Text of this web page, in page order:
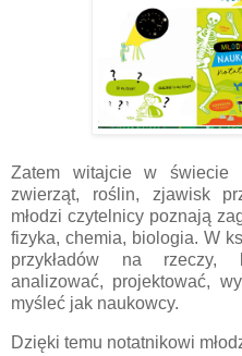
Zatem witajcie w świecie
zwierząt, roślin, zjawisk
młodzi czytelnicy poznają
fizyka, chemia, biologia. W
przykładów na rzeczy,
analizować, projektować,
myśleć jak naukowcy.
Dzięki temu notatnikowi